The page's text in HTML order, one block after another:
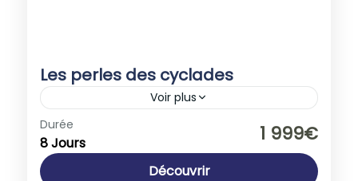
Les perles des cyclades
Voir plus
Europe
1-40 People
Durée
8 Jours 1 999€
Découvrir